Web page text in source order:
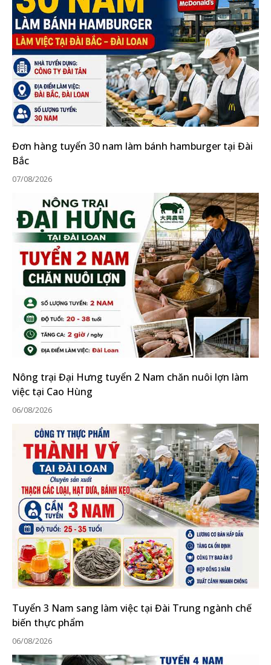
Đơn hàng tuyển 30 nam làm bánh hamburger tại Đài
Bắc
07/08/2026
Nông trại Đại Hưng tuyển 2 Nam chăn nuôi lợn làm
việc tại Cao Hùng
06/08/2026
Tuyển 3 Nam sang làm việc tại Đài Trung ngành chế
biến thực phẩm
06/08/2026